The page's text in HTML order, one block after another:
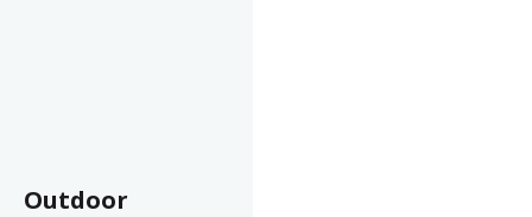
Outdoor